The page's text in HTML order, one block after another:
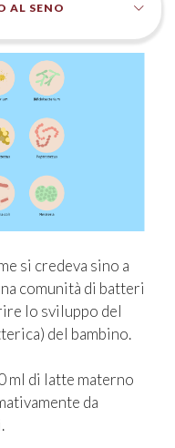
AL SENO
si credeva sino a
comunità di batteri
lo sviluppo del
del bambino.
ml di latte materno
da